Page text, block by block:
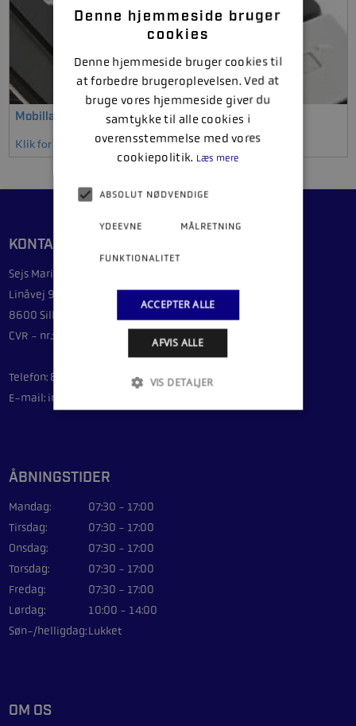
Mobillader & kabler
Klik for at se mere
KONTAKT
Sejs Marinecenter ApS
Linåvej 9G
8600 Silkeborg
CVR - nr.: 44089092
Telefon: 86 84 64 14
E-mail: info@sejsmarine.com
ÅBNINGSTIDER
Mandag:
07:30 - 17:00
Tirsdag:
07:30 - 17:00
Onsdag:
07:30 - 17:00
Torsdag:
07:30 - 17:00
Fredag:
07:30 - 17:00
Lørdag:
10:00 - 14:00
Søn-/helligdag:Lukket
OM OS
Denne hjemmeside bruger
cookies
Denne hjemmeside bruger cookies til
at forbedre brugeroplevelsen. Ved at
bruge vores hjemmeside giver du
samtykke til alle cookies i
overensstemmelse med vores
cookiepolitik. Læs mere
ABSOLUT NØDVENDIGE
YDEEVNE MÅLRETNING
FUNKTIONALITET
ACCEPTER ALLE
AFVIS ALLE
VIS DETALJER